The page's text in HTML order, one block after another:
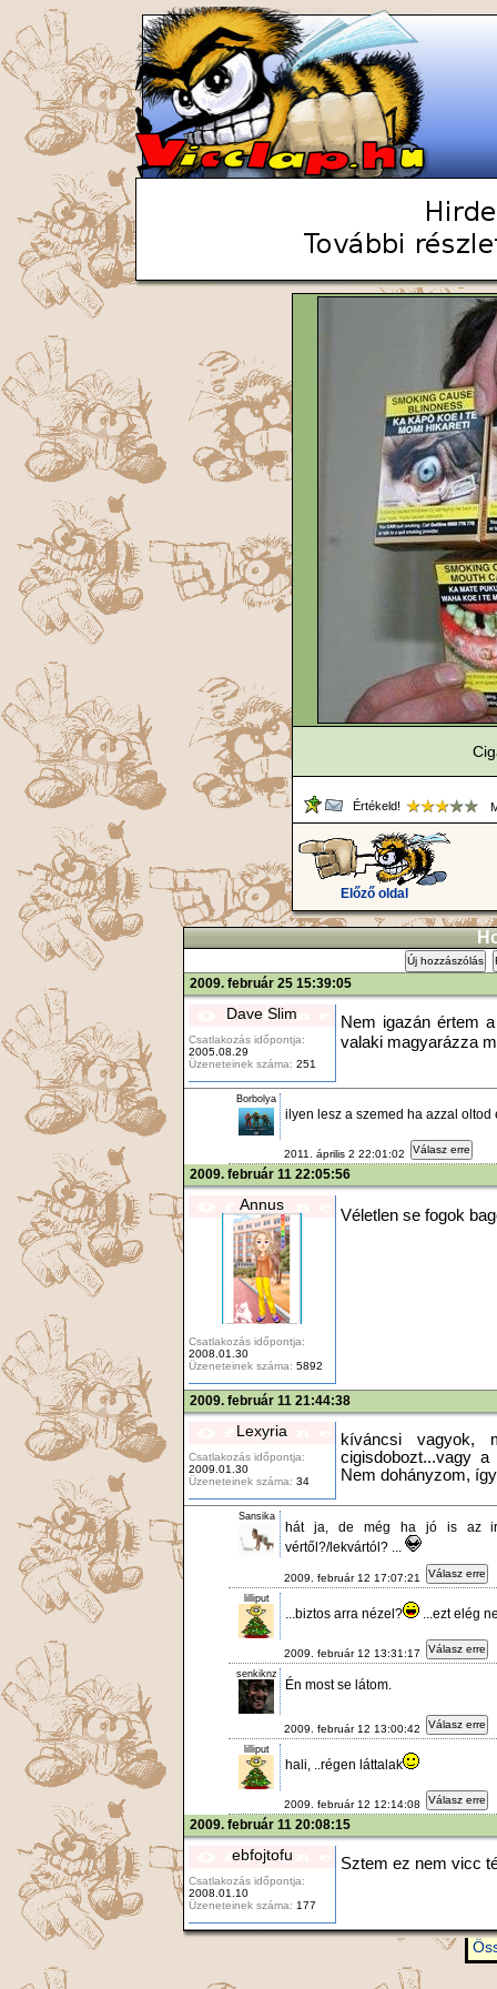
Értékeld!
Előző oldal
Új hozzászólás
2009. február 25 15:39:05
Dave Slim
Csatlakozás időpontja:
2005.08.29
Üzeneteinek száma: 251
Nem igazán értem
valaki magyarázza
Borbolya
ilyen lesz a szemed ha azzal oltod
2011. április 2 22:01:02 Válasz erre
2009. február 11 22:05:56
Annus
Csatlakozás időpontja:
2008.01.30
Üzeneteinek száma: 5892
Véletlen se fogok
2009. február 11 21:44:38
Lexyria
Csatlakozás időpontja:
2009.01.30
Üzeneteinek száma: 34
kíváncsi vagyok,
cigisdobozt...vagy
Nem dohányzom,
Sansika
hát ja, de még ha jó is az
vértől?/lekvártól? ...
2009. február 12 17:07:21 Válasz erre
lilliput
...biztos arra nézel? ...ezt elég
2009. február 12 13:31:17 Válasz erre
senkiknz
Én most se látom.
2009. február 12 13:00:42 Válasz erre
lilliput
hali, ..régen láttalak
2009. február 12 12:14:08 Válasz erre
2009. február 11 20:08:15
ebfojtofu
Csatlakozás időpontja:
2008.01.10
Üzeneteinek száma: 177
Sztem ez nem vicc